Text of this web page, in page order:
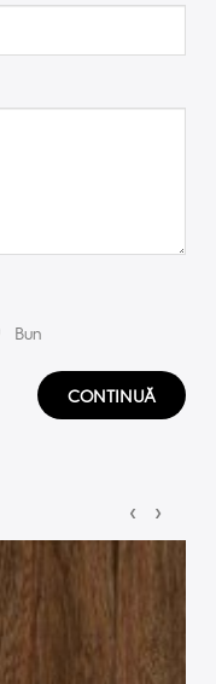
Bun
CONTINUĂ
‹ ›